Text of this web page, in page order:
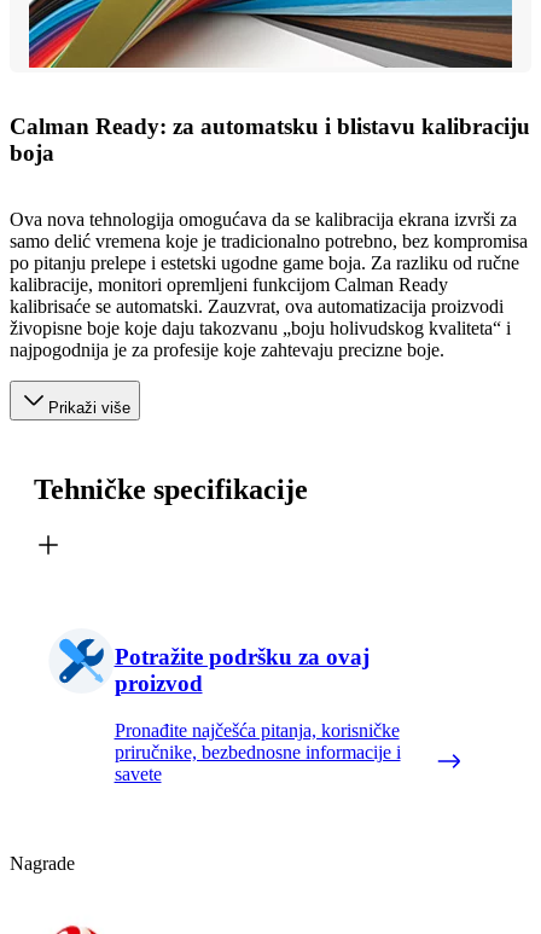
Calman Ready: za automatsku i blistavu kalibraciju
boja
Ova nova tehnologija omogućava da se kalibracija ekrana izvrši za
samo delić vremena koje je tradicionalno potrebno, bez kompromisa
po pitanju prelepe i estetski ugodne game boja. Za razliku od ručne
kalibracije, monitori opremljeni funkcijom Calman Ready
kalibrisaće se automatski. Zauzvrat, ova automatizacija proizvodi
živopisne boje koje daju takozvanu „boju holivudskog kvaliteta“ i
najpogodnija je za profesije koje zahtevaju precizne boje.
Prikaži više
Tehničke specifikacije
Potražite podršku za ovaj
proizvod
Pronađite najčešća pitanja, korisničke
priručnike, bezbednosne informacije i
savete
Nagrade